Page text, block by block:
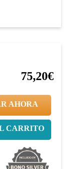
75,20€
AHORA
CARRITO